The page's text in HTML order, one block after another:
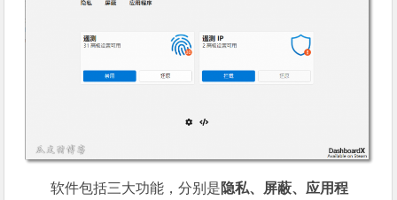
软件包括三大功能，分别是隐私、屏蔽、应用程